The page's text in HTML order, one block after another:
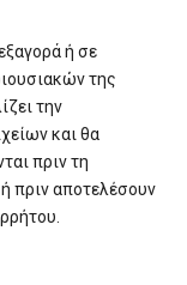
ή σε
της
την
και θα
πριν τη
πριν αποτελέσουν